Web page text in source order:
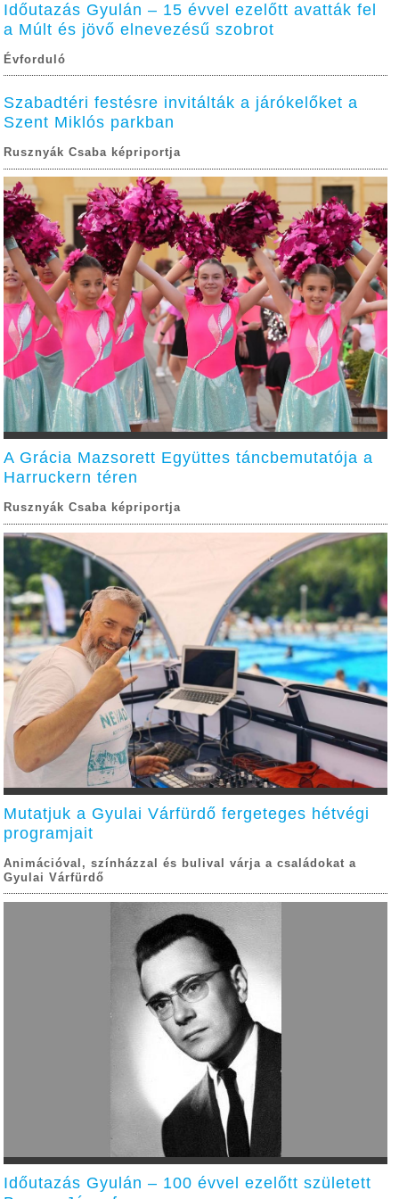
Időutazás Gyulán – 15 évvel ezelőtt avatták fel
a Múlt és jövő elnevezésű szobrot
Évforduló
Szabadtéri festésre invitálták a járókelőket a
Szent Miklós parkban
Rusznyák Csaba képriportja
A Grácia Mazsorett Együttes táncbemutatója a
Harruckern téren
Rusznyák Csaba képriportja
Mutatjuk a Gyulai Várfürdő fergeteges hétvégi
programjait
Animációval, színházzal és bulival várja a családokat a
Gyulai Várfürdő
Időutazás Gyulán – 100 évvel ezelőtt született